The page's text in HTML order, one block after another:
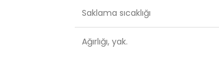
Saklama sıcaklığı
Ağırlığı, yak.